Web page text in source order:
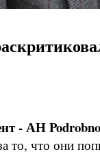
- АН
то, что они